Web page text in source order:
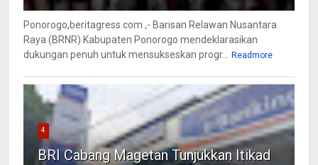
Ponorogo,beritagress.com ,- Barisan Relawan Nusantara
Raya (BRNR) Kabupaten Ponorogo mendeklarasikan
dukungan penuh untuk mensukseskan progr...
Readmore
4
BRI Cabang Magetan Tunjukkan Itikad